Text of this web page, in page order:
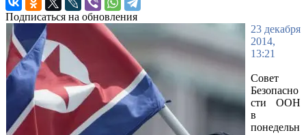
Подписаться на обновления
23 декабря
2014,
13:21
Совет
Безопасно
сти ООН
в
понедельн